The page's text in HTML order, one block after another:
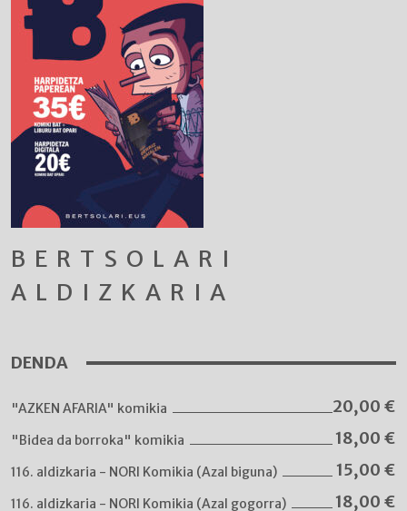
BERTSOLARI
ALDIZKARIA
DENDA
"AZKEN AFARIA" komikia 20,00 €
"Bidea da borroka" komikia 18,00 €
116. aldizkaria - NORI Komikia (Azal biguna) 15,00 €
116. aldizkaria - NORI Komikia (Azal gogorra) 18,00 €